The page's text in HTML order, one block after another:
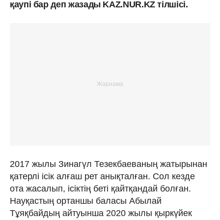
қаупі бар деп жазады KAZ.NUR.KZ тілшісі.
2017 жылы Зинагүл Тезекбаеваның жатырынан
қатерлі ісік алғаш рет анықталған. Сол кезде
ота жасалып, ісіктің беті қайтқандай болған.
Науқастың ортаншы баласы Абылай
Тұяқбайдың айтуынша 2020 жылы қыркүйек